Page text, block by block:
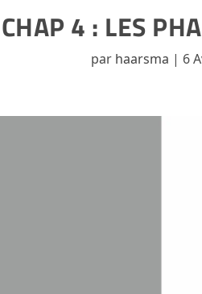
CHAP 4 : LES
par haarsma | 6